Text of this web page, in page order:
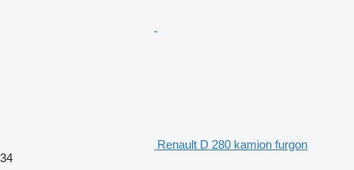
Renault D 280 kamion furgon
34